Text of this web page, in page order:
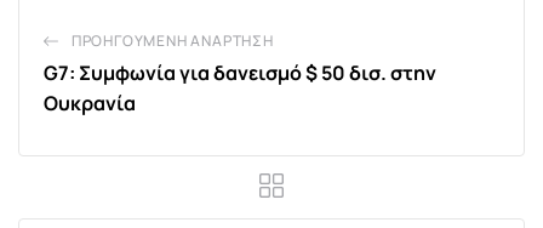
ΠΡΟΗΓΟΎΜΕΝΗ ΑΝΆΡΤΗΣΗ
G7: Συμφωνία για δανεισμό $ 50 δισ. στην
Ουκρανία